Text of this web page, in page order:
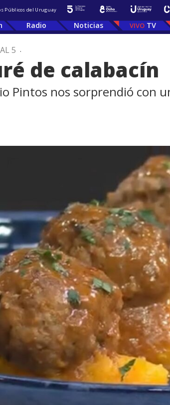
Públicos del Uruguay
Radio Noticias TV
5 .
de calabacín
Pintos nos sorprendió con